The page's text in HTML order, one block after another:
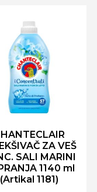
ZA VEŠ
SALI MARINI
1140 ml
(Artikal 1181)